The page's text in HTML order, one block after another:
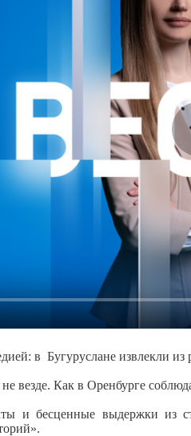
в Бугуруслане извлекли
везде. Как в Оренбурге
и бесценные выдержки из